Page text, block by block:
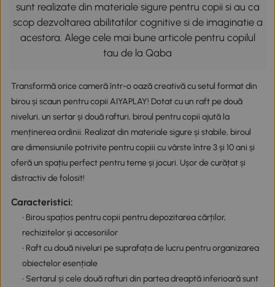
sunt realizate din materiale sigure pentru copii si au ca
scop dezvoltarea abilitatilor cognitive si de imaginatie a
acestora. Alege cele mai bune articole pentru copilul
tau de la Qaba
Transformă orice cameră într-o oază creativă cu setul format din
birou și scaun pentru copii AIYAPLAY! Dotat cu un raft pe două
niveluri, un sertar și două rafturi, biroul pentru copii ajută la
menținerea ordinii. Realizat din materiale sigure și stabile, biroul
are dimensiunile potrivite pentru copiii cu vârste între 3 și 10 ani și
oferă un spațiu perfect pentru teme și jocuri. Ușor de curățat și
distractiv de folosit!
Caracteristici:
• Birou spațios pentru copii pentru depozitarea cărților,
rechizitelor și accesoriilor
• Raft cu două niveluri pe suprafața de lucru pentru organizarea
obiectelor esențiale
• Sertarul și cele două rafturi din partea dreaptă inferioară sunt